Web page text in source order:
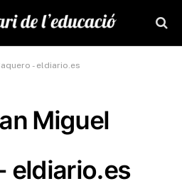
- eldiario.es
Miguel
eldiario.es